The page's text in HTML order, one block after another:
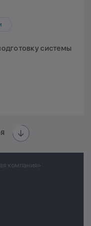
системы
компания»